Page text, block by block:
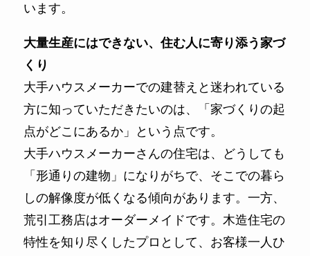
います。
大量生産にはできない、住む人に寄り添う家づ
くり
大手ハウスメーカーでの建替えと迷われている
方に知っていただきたいのは、「家づくりの起
点がどこにあるか」という点です。
大手ハウスメーカーさんの住宅は、どうしても
「形通りの建物」になりがちで、そこでの暮ら
しの解像度が低くなる傾向があります。一方、
荒引工務店はオーダーメイドです。木造住宅の
特性を知り尽くしたプロとして、お客様一人ひ